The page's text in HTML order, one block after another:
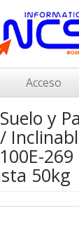
Acceso
y
50kg